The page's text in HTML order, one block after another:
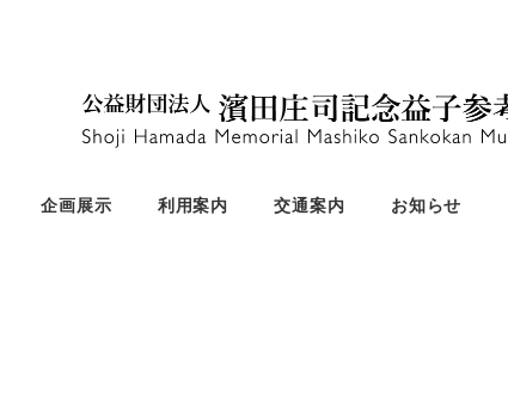
企画展示 利用案内 交通案内 お知らせ